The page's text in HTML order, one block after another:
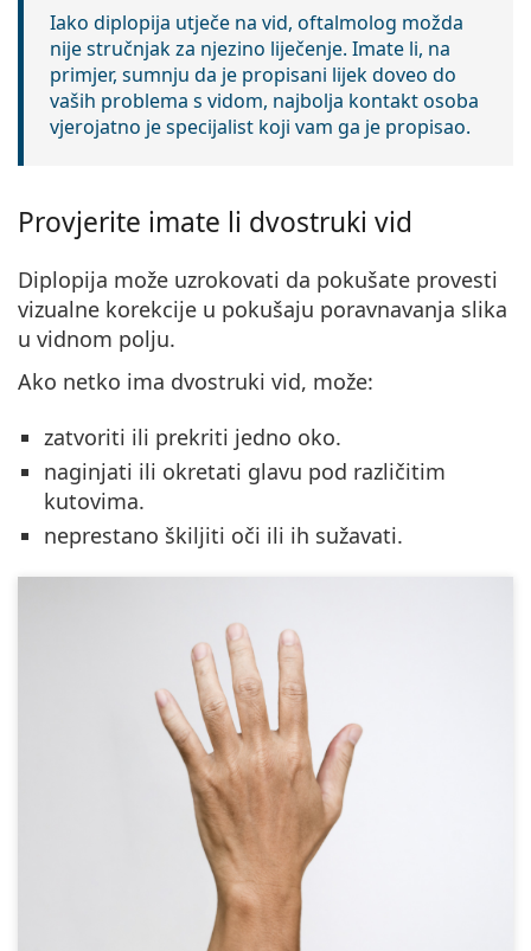
Iako diplopija utječe na vid, oftalmolog možda
nije stručnjak za njezino liječenje. Imate li, na
primjer, sumnju da je propisani lijek doveo do
vaših problema s vidom, najbolja kontakt osoba
vjerojatno je specijalist koji vam ga je propisao.
Provjerite imate li dvostruki vid
Diplopija može uzrokovati da pokušate provesti
vizualne korekcije u pokušaju poravnavanja slika
u vidnom polju.
Ako netko ima dvostruki vid, može:
zatvoriti ili prekriti jedno oko.
naginjati ili okretati glavu pod različitim
kutovima.
neprestano škiljiti oči ili ih sužavati.